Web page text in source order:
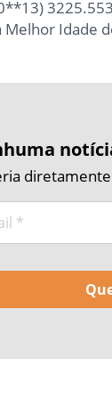
Idade